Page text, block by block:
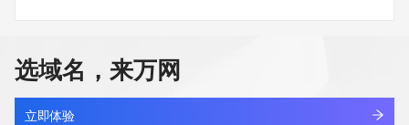
gzplsx.top
最近查询
查看详情
选域名，来万网
立即体验